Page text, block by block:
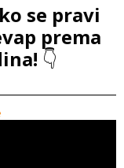
se pravi
prema
👇